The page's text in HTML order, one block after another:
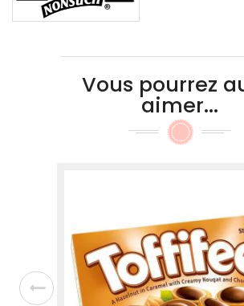
Vous pourrez
aimer...